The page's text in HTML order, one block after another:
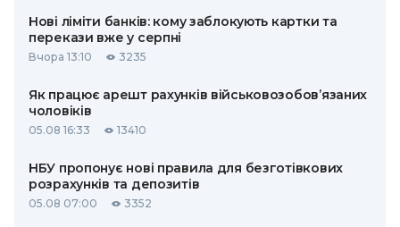
Нові ліміти банків: кому заблокують картки та
перекази вже у серпні
Вчора 13:10 3235
Як працює арешт рахунків військовозобов’язаних
чоловіків
05.08 16:33 13410
НБУ пропонує нові правила для безготівкових
розрахунків та депозитів
05.08 07:00 3352